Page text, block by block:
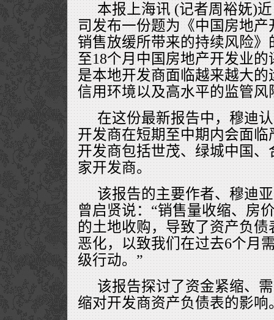
本报上海讯 (记者周裕妩)
司发布一份题为《中国房地
销售放缓所带来的持续风险
至18个月中国房地产开发业
是本地开发商面临越来越大
信用环境以及高水平的监管风
在这份最新报告中，穆迪
开发商在短期至中期内会面
开发商包括世茂、绿城中国
家开发商。
该报告的主要作者、穆迪
曾启贤说：“销售量收缩、房
的土地收购，导致了资产负
恶化，以致我们在过去6个月
级行动。”
该报告探讨了资金紧缩、
缩对开发商资产负债表的影响